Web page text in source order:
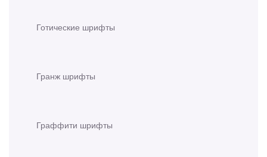
Готические шрифты
Гранж шрифты
Граффити шрифты